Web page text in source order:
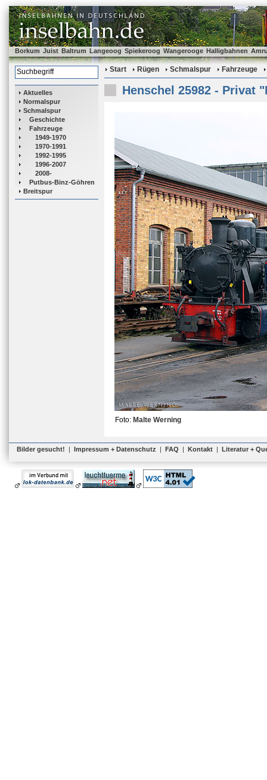
Borkum Juist Baltrum Langeoog Spiekeroog Wangerooge Halligbahnen
Aktuelles
Normalspur
Schmalspur
Geschichte
Fahrzeuge
1949-1970
1970-1991
1992-1995
1996-2007
2008-
Putbus-Binz-Göhren
Breitspur
Start Rügen Schmalspur Fahrzeuge
Henschel 25982 - Privat
Foto: Malte Werning
Bilder gesucht! | Impressum + Datenschutz | FAQ | Kontakt | Literatur +